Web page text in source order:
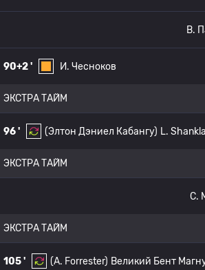
B.
90+2 ' И. Чесноков
ЭКСТРА ТАЙМ
96 ' (Элтон Дэниел Кабангу) L.
ЭКСТРА ТАЙМ
C.
ЭКСТРА ТАЙМ
105 ' (A. Forrester) Великий Бент